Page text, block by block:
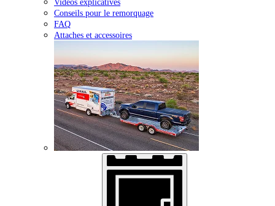
Conseils pour le remorquage
FAQ
Attaches et accessoires